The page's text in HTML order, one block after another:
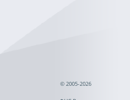
© 2005-2026